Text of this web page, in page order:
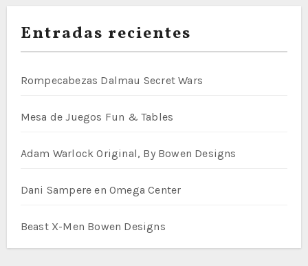
Entradas recientes
Rompecabezas Dalmau Secret Wars
Mesa de Juegos Fun & Tables
Adam Warlock Original, By Bowen Designs
Dani Sampere en Omega Center
Beast X-Men Bowen Designs